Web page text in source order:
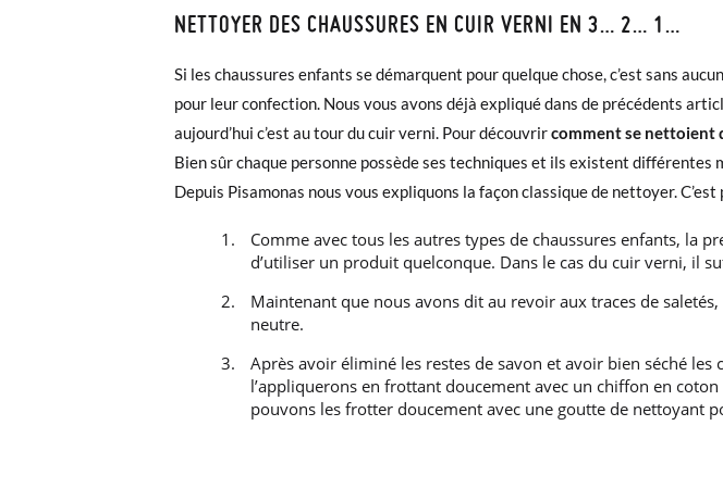
NETTOYER DES CHAUSSURES EN CUIR VERNI EN 3… 2… 1…
Si les chaussures enfants se démarquent pour quelque chose, c’est sans
pour leur confection. Nous vous avons déjà expliqué dans de précédents
aujourd’hui c’est au tour du cuir verni. Pour découvrircomment se nettoient
Bien sûr chaque personne possède ses techniques et ils existent
Depuis Pisamonas nous vous expliquons la façon classique de nettoyer. C’est
Comme avec tous les autres types de chaussures enfants, la
d’utiliser un produit quelconque. Dans le cas du cuir verni, il
Maintenant que nous avons dit au revoir aux traces de
neutre.
Après avoir éliminé les restes de savon et avoir bien séché
l’appliquerons en frottant doucement avec un chiffon en
pouvons les frotter doucement avec une goutte de nettoyant